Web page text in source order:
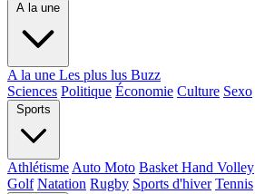
A la une
A la une Les plus lus Buzz
Sciences Politique Économie Culture Sexo
Sports
Athlétisme Auto Moto Basket Hand Volley
Golf Natation Rugby Sports d'hiver Tennis